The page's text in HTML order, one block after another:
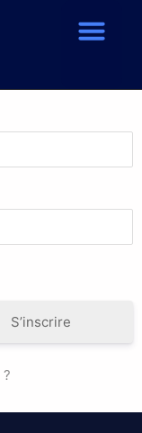
S’inscrire